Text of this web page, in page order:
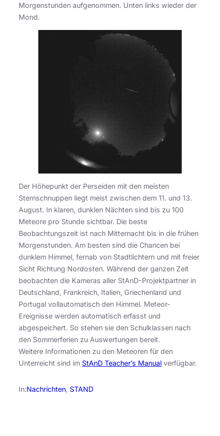
Morgenstunden aufgenommen. Unten links wieder der
Mond.
Der Höhepunkt der Perseiden mit den meisten
Sternschnuppen liegt meist zwischen dem 11. und 13.
August. In klaren, dunklen Nächten sind bis zu 100
Meteore pro Stunde sichtbar. Die beste
Beobachtungszeit ist nach Mitternacht bis in die frühen
Morgenstunden. Am besten sind die Chancen bei
dunklem Himmel, fernab von Stadtlichtern und mit freier
Sicht Richtung Nordosten. Während der ganzen Zeit
beobachten die Kameras aller StAnD-Projektpartner in
Deutschland, Frankreich, Italien, Griechenland und
Portugal vollautomatisch den Himmel. Meteor-
Ereignisse werden automatisch erfasst und
abgespeichert. So stehen sie den Schulklassen nach
den Sommerferien zu Auswertungen bereit.
Weitere Informationen zu den Meteoren für den
Unterreicht sind im StAnD Teacher’s Manual verfügbar.
In:Nachrichten, STAND